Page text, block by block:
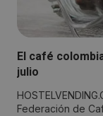
El café
julio
Federación de